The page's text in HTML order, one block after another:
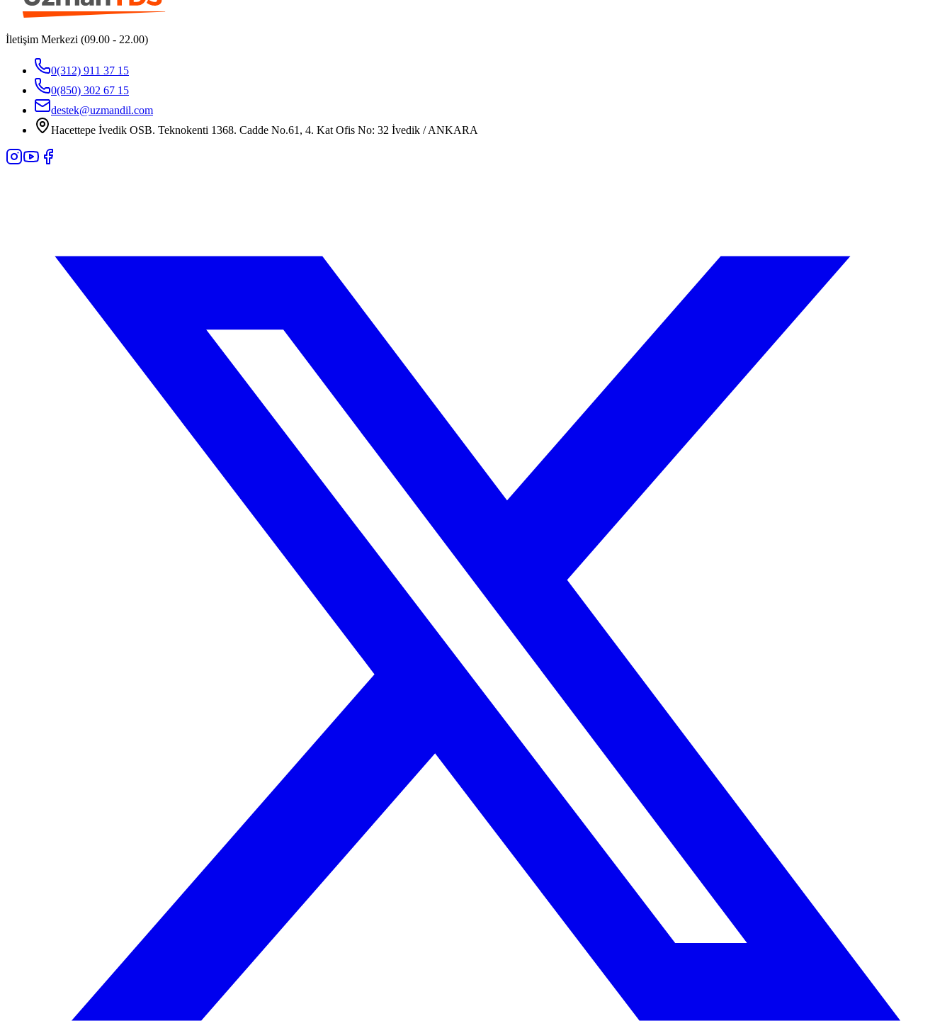
İletişim Merkezi (09.00 - 22.00)
0(312) 911 37 15
0(850) 302 67 15
destek@uzmandil.com
Hacettepe İvedik OSB. Teknokenti 1368. Cadde No.61, 4. Kat Ofis No: 32 İvedik / ANKARA